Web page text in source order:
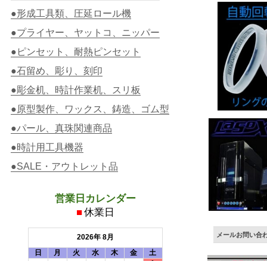
メールお問い合
●形成工具類、圧延ロール機
●プライヤー、ヤットコ、ニッパー
●ピンセット、耐熱ピンセット
●石留め、彫り、刻印
●彫金机、時計作業机、スリ板
●原型製作、ワックス、鋳造、ゴム型
●パール、真珠関連商品
●時計用工具機器
●SALE・アウトレット品
営業日カレンダー
■休業日
2026年 8月
日
月 火 水 木 金
土